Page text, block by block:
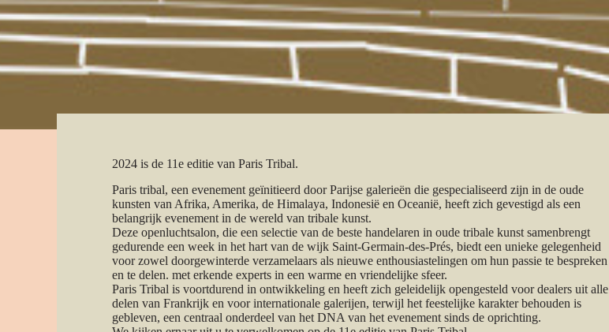
2024 is de 11e editie van Paris Tribal.
Paris tribal, een evenement geïnitieerd door Parijse galerieën die gespecialiseerd zijn in de oude
kunsten van Afrika, Amerika, de Himalaya, Indonesië en Oceanië, heeft zich gevestigd als een
belangrijk evenement in de wereld van tribale kunst.
Deze openluchtsalon, die een selectie van de beste handelaren in oude tribale kunst samenbrengt
gedurende een week in het hart van de wijk Saint-Germain-des-Prés, biedt een unieke gelegenheid
voor zowel doorgewinterde verzamelaars als nieuwe enthousiastelingen om hun passie te bespreken
en te delen. met erkende experts in een warme en vriendelijke sfeer.
Paris Tribal is voortdurend in ontwikkeling en heeft zich geleidelijk opengesteld voor dealers uit alle
delen van Frankrijk en voor internationale galerijen, terwijl het feestelijke karakter behouden is
gebleven, een centraal onderdeel van het DNA van het evenement sinds de oprichting.